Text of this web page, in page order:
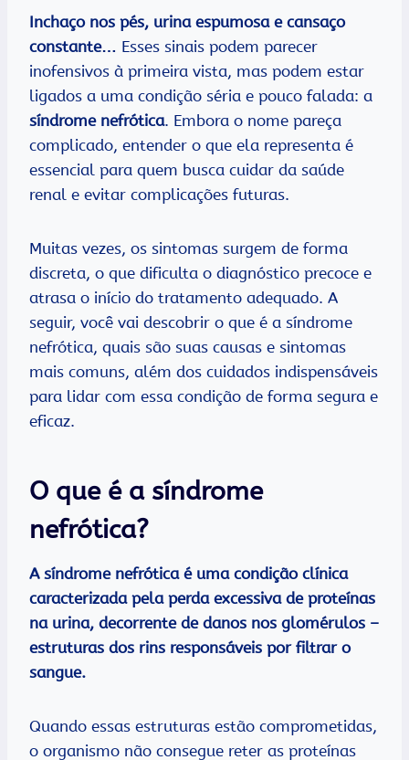
Inchaço nos pés, urina espumosa e cansaço
constante… Esses sinais podem parecer
inofensivos à primeira vista, mas podem estar
ligados a uma condição séria e pouco falada: a
síndrome nefrótica. Embora o nome pareça
complicado, entender o que ela representa é
essencial para quem busca cuidar da saúde
renal e evitar complicações futuras.
Muitas vezes, os sintomas surgem de forma
discreta, o que dificulta o diagnóstico precoce e
atrasa o início do tratamento adequado. A
seguir, você vai descobrir o que é a síndrome
nefrótica, quais são suas causas e sintomas
mais comuns, além dos cuidados indispensáveis
para lidar com essa condição de forma segura e
eficaz.
O que é a síndrome
nefrótica?
A síndrome nefrótica é uma condição clínica
caracterizada pela perda excessiva de proteínas
na urina, decorrente de danos nos glomérulos –
estruturas dos rins responsáveis por filtrar o
sangue.
Quando essas estruturas estão comprometidas,
o organismo não consegue reter as proteínas